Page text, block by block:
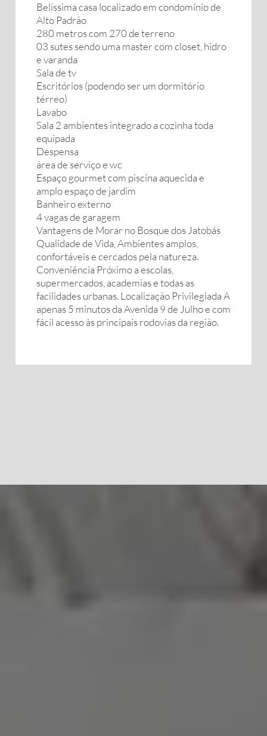
Belíssima casa localizado em condomínio de
Alto Padrão
280 metros com 270 de terreno
03 sutes sendo uma master com closet, hidro
e varanda
Sala de tv
Escritórios (podendo ser um dormitório
térreo)
Lavabo
Sala 2 ambientes integrado a cozinha toda
equipada
Despensa
área de serviço e wc
Espaço gourmet com piscina aquecida e
amplo espaço de jardim
Banheiro externo
4 vagas de garagem
Vantagens de Morar no Bosque dos Jatobás
Qualidade de Vida, Ambientes amplos,
confortáveis e cercados pela natureza.
Conveniência Próximo a escolas,
supermercados, academias e todas as
facilidades urbanas. Localização Privilegiada A
apenas 5 minutos da Avenida 9 de Julho e com
fácil acesso às principais rodovias da região.